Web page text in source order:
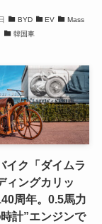
BYD EV
Mass
韓国車
イク「ダイムラ
ィングカリッ
周年。0.5馬力
計”エンジンで